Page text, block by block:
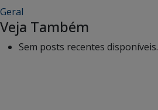
Geral
Veja Também
Sem posts recentes disponíveis.